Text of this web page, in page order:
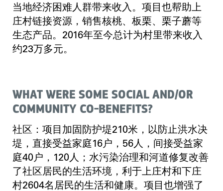
当地经济困难人群带来收入。项目也帮助上
庄村链接资源，销售核桃、板栗、栗子蘑等
生态产品。2016年至今总计为村里带来收入
约23万多元。
WHAT WERE SOME SOCIAL AND/OR
COMMUNITY CO-BENEFITS?
社区：项目加固防护堤210米，以防止洪水决
堤，直接受益家庭16户，56人，间接受益家
庭40户，120人；水污染治理和河道修复改善
了社区居民的生活环境，利于上庄村和下庄
村2604名居民的生活和健康。项目也增强了